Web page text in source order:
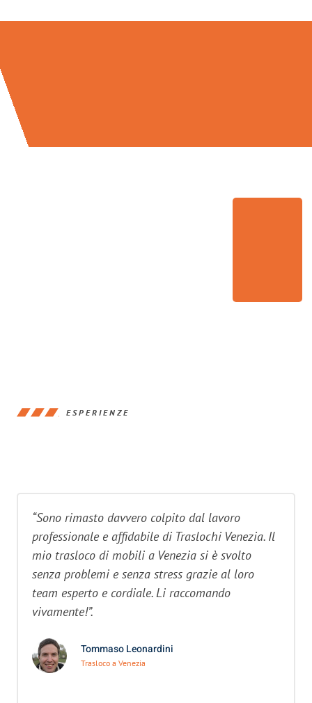
ESPERIENZE
“Sono rimasto davvero colpito dal lavoro
professionale e affidabile di Traslochi Venezia. Il
mio trasloco di mobili a Venezia si è svolto
senza problemi e senza stress grazie al loro
team esperto e cordiale. Li raccomando
vivamente!”.
Tommaso Leonardini
Trasloco a Venezia